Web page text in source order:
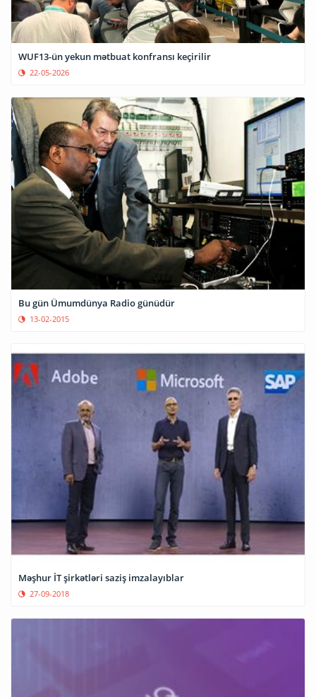
WUF13-ün yekun mətbuat konfransı keçirilir
22-05-2026
Bu gün Ümumdünya Radio günüdür
13-02-2015
Məşhur İT şirkətləri saziş imzalayıblar
27-09-2018